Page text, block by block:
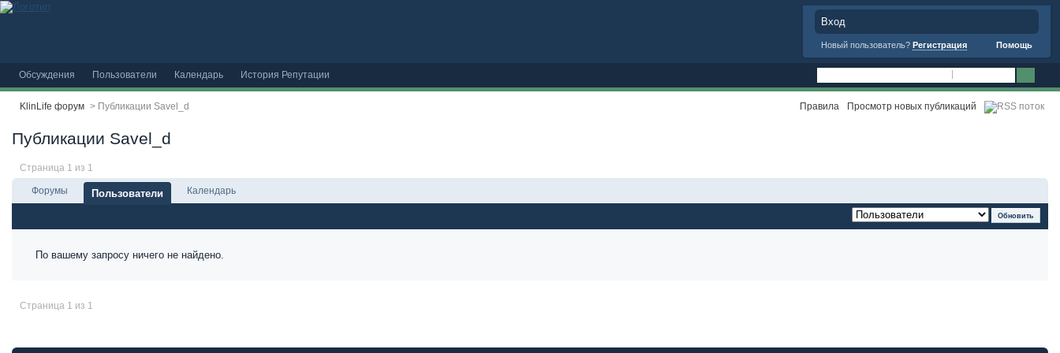
Вход
Новый пользователь? Регистрация Помощь
Обсуждения Пользователи Календарь История Репутации
KlinLife форум > Публикации Savel_d Правила Просмотр новых публикаций
Публикации Savel_d
Страница 1 из 1
Форумы Пользователи Календарь
По вашему запросу ничего не найдено.
Страница 1 из 1